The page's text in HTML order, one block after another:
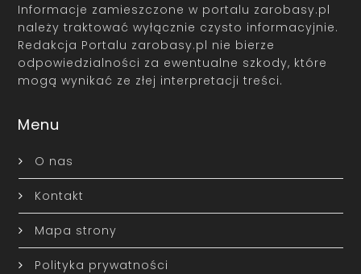
Informacje zamieszczone w portalu zarobasy.pl
należy traktować wyłącznie czysto informacyjnie.
Redakcja Portalu zarobasy.pl nie bierze
odpowiedzialności za ewentualne szkody, które
mogą wynikać ze złej interpretacji treści.
Menu
O nas
Kontakt
Mapa strony
Polityka prywatności